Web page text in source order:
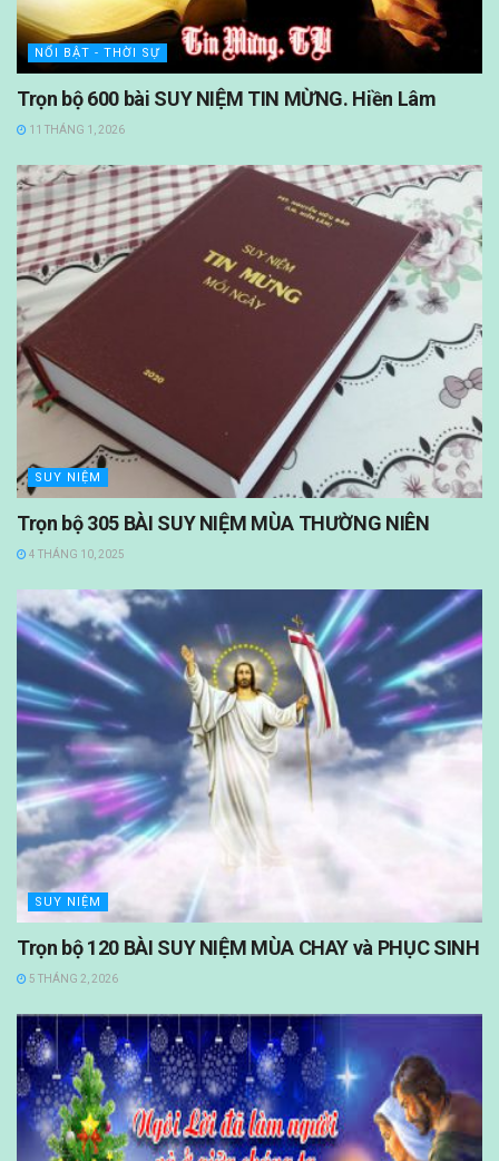
NỔI BẬT - THỜI SỰ
Trọn bộ 600 bài SUY NIỆM TIN MỪNG. Hiền Lâm
11 THÁNG 1, 2026
SUY NIỆM
Trọn bộ 305 BÀI SUY NIỆM MÙA THƯỜNG NIÊN
4 THÁNG 10, 2025
SUY NIỆM
Trọn bộ 120 BÀI SUY NIỆM MÙA CHAY và PHỤC SINH
5 THÁNG 2, 2026